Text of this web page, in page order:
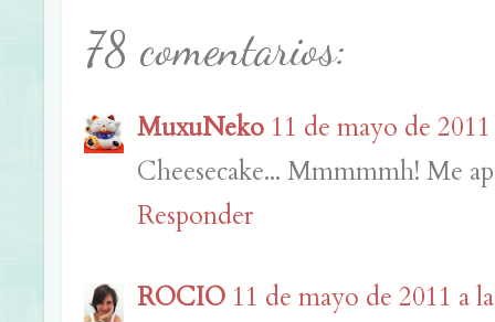
78 comentarios:
MuxuNeko 11 de mayo de 2011
Cheesecake... Mmmmmh! Me
Responder
ROCIO 11 de mayo de 2011 a